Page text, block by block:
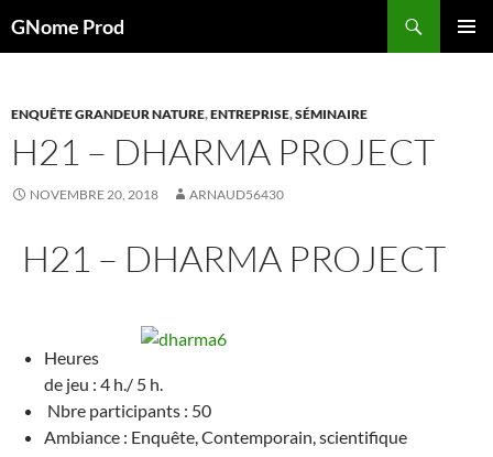
auGNome Prod
ENQUÊTE GRANDEUR NATURE,ENTREPRISE,SÉMINAIRE
H21 – DHARMA PROJECT
NOVEMBRE 20, 2018 ARNAUD56430
H21 – DHARMA PROJECT
Heures
de jeu : 4 h./ 5 h.
Nbre participants : 50
Ambiance : Enquête, Contemporain, scientifique